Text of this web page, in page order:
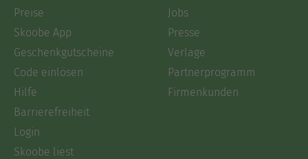
Preise
Skoobe App
Geschenkgutscheine
Code einlösen
Hilfe
Barrierefreiheit
Login
Skoobe liest
Jobs
Presse
Verlage
Partnerprogramm
Firmenkunden